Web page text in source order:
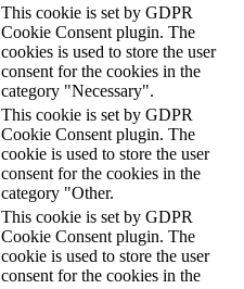
This cookie is set by GDPR
Cookie Consent plugin. The
cookies is used to store the user
consent for the cookies in the
category "Necessary".
This cookie is set by GDPR
Cookie Consent plugin. The
cookie is used to store the user
consent for the cookies in the
category "Other.
This cookie is set by GDPR
Cookie Consent plugin. The
cookie is used to store the user
consent for the cookies in the